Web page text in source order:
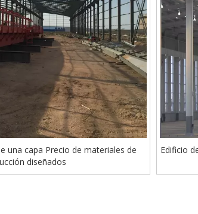
una capa Precio de materiales de
diseñados
Edificio